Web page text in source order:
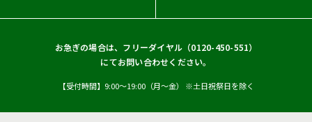
お急ぎの場合は、フリーダイヤル（0120-450-551）
にてお問い合わせください。
【受付時間】9:00〜19:00（月〜金） ※土日祝祭日を除く